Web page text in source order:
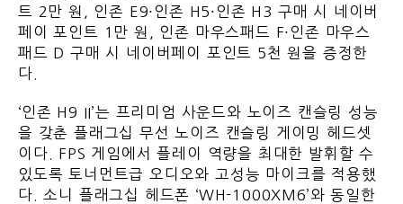
트 2만 원, 인존 E9∙인존 H5∙인존 H3 구매 시 네이버
페이 포인트 1만 원, 인존 마우스패드 F∙인존 마우스
패드 D 구매 시 네이버페이 포인트 5천 원을 증정한
다.
‘인존 H9 II’는 프리미엄 사운드와 노이즈 캔슬링 성능
을 갖춘 플래그십 무선 노이즈 캔슬링 게이밍 헤드셋
이다. FPS 게임에서 플레이 역량을 최대한 발휘할 수
있도록 토너먼트급 오디오와 고성능 마이크를 적용했
다. 소니 플래그십 헤드폰 ‘WH-1000XM6’와 동일한